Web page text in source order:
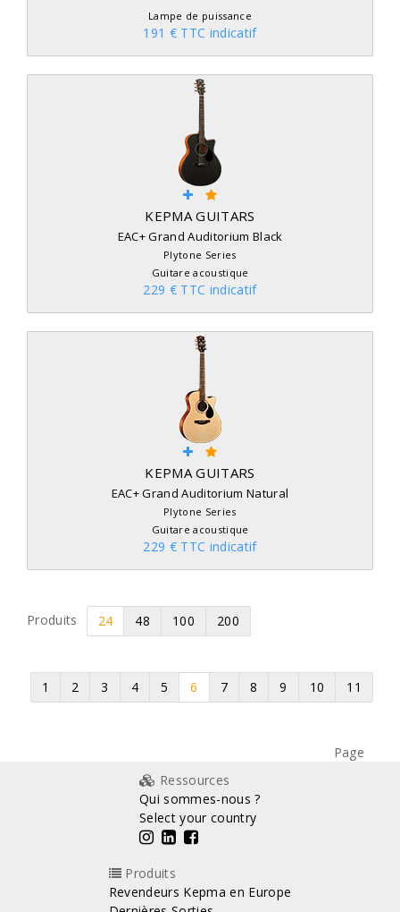
Lampe de puissance
191 € TTC indicatif
KEPMA GUITARS
EAC+ Grand Auditorium Black
Plytone Series
Guitare acoustique
229 € TTC indicatif
KEPMA GUITARS
EAC+ Grand Auditorium Natural
Plytone Series
Guitare acoustique
229 € TTC indicatif
Produits 24 48 100 200
1 2 3 4 5 6 7 8 9 10 11
Page
Ressources
Qui sommes-nous ?
Select your country
Produits
Revendeurs Kepma en Europe